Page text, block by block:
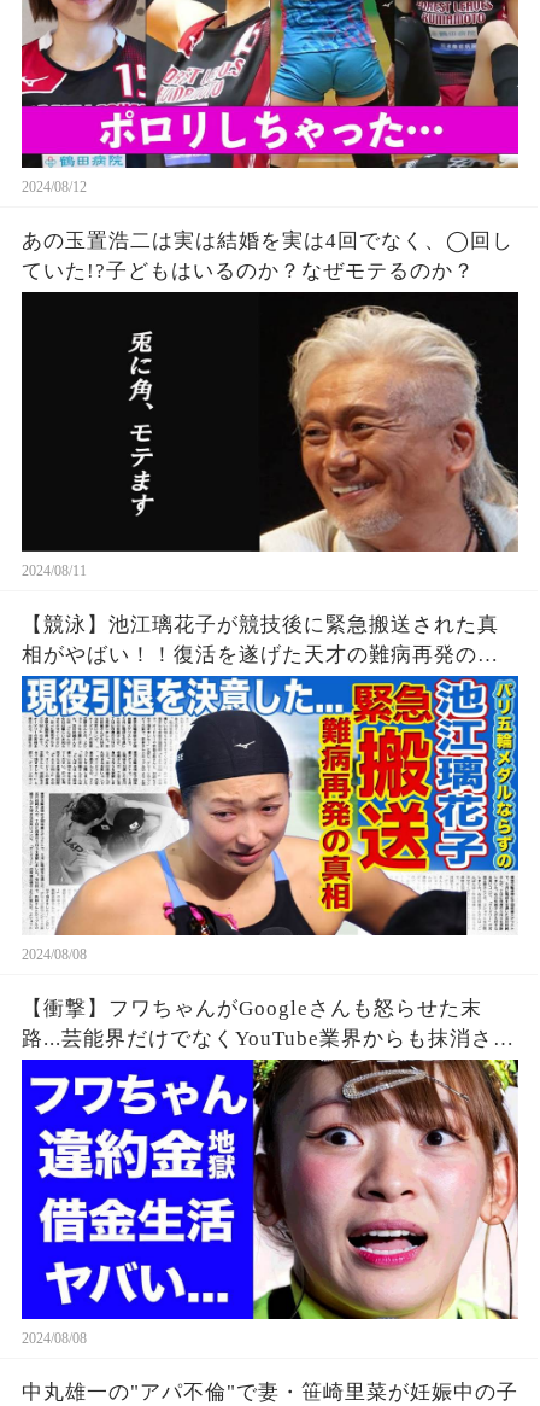
2024/08/12
あの玉置浩二は実は結婚を実は4回でなく、◯回し
ていた!?子どもはいるのか？なぜモテるのか？
2024/08/11
【競泳】池江璃花子が競技後に緊急搬送された真
相がやばい！！復活を遂げた天才の難病再発の可
能性...引退を決意したパリ五輪でのある出来事に一
同驚愕！！美人女子アスリートの彼氏の正体と
は！？
2024/08/08
【衝撃】フワちゃんがGoogleさんも怒らせた末
路...芸能界だけでなくYouTube業界からも抹消され
た垢BANの真相に驚きを隠せない...違約金や税金
に苦しむ借金地獄に突入...
2024/08/08
中丸雄一の"アパ不倫"で妻・笹崎里菜が妊娠中の子